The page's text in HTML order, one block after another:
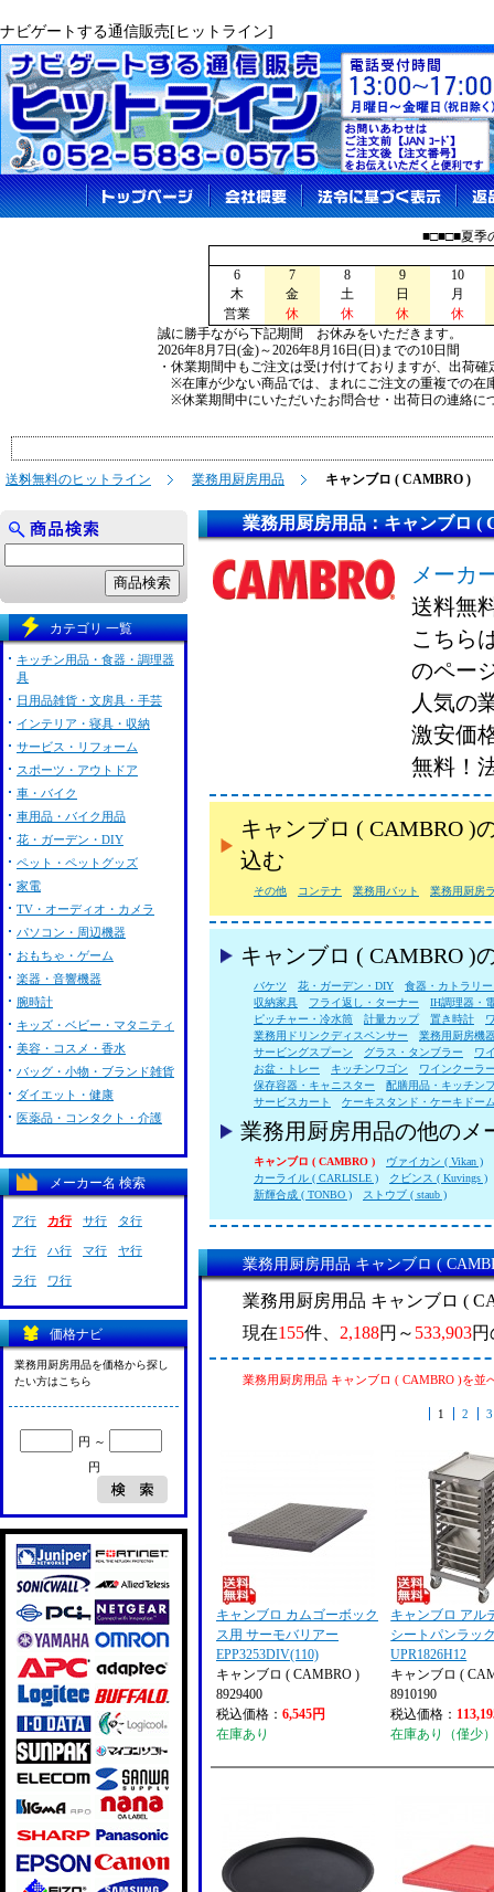
ナビゲートする通信販売[ヒットライン]
■□■□■夏季
6 7 8 9
10
木
金 土 日
月
営業
休 休 休
休
誠に勝手ながら下記期間 お休みをいただきます。
2026年8月7日(金)～2026年8月16日(日)までの10日間
・休業期間中もご注文は受け付けておりますが、出荷
※在庫が少ない商品では、まれにご注文の重複での在
※休業期間中にいただいたお問合せ・出荷日の連絡に
送料無料のヒットライン 業務用厨房用品 キャンブロ ( CAMBRO )
業務用厨房用品：キャンブロ (
メーカ
送料無
こちら
のペー
人気の
激安価
無料！
キャンブロ ( CAMBRO )
込む
その他 コンテナ 業務用バット 業務用厨房
キャンブロ ( CAMBRO )
バケツ 花・ガーデン・DIY
食器・カトラリ
収納家具
フライ返し・ターナー
IH調理器・
ピッチャー・冷水筒
計量カップ 置き時計
業務用ドリンクディスペンサー
業務用厨房機
サービングスプーン
グラス・タンブラー
ワ
お盆・トレー
キッチンワゴン
ワインクーラ
保存容器・キャニスター
配膳用品・キッチン
サービスカート
ケーキスタンド・ケーキドー
業務用厨房用品の他のメ
キャンブロ ( CAMBRO )
ヴァイカン ( Vikan )
カーライル ( CARLISLE )
クビンス ( Kuvings )
新輝合成 ( TONBO )
ストウブ ( staub )
業務用厨房用品 キャンブロ (
業務用厨房用品 キャンブロ (
現在155件、 2,188円～ 533,903
業務用厨房用品 キャンブロ ( CAMBRO )を並
1 2 3
キャンブロ カムゴーボック
ス用 サーモバリアー
EPP3253DIV(110)
キャンブロ ( CAMBRO )
8929400
税込価格： 6,545円
在庫あり
キャンブロ アル
シートパンラッ
UPR1826H12
キャンブロ (
8910190
税込価格：
在庫あり（僅少
カテゴリ 一覧
キッチン用品・食器・調理器
具
日用品雑貨・文房具・手芸
インテリア・寝具・収納
サービス・リフォーム
スポーツ・アウトドア
車・バイク
車用品・バイク用品
花・ガーデン・DIY
ペット・ペットグッズ
家電
TV・オーディオ・カメラ
パソコン・周辺機器
おもちゃ・ゲーム
楽器・音響機器
腕時計
キッズ・ベビー・マタニティ
美容・コスメ・香水
バッグ・小物・ブランド雑貨
ダイエット・健康
医薬品・コンタクト・介護
メーカー名 検索
ア行 カ行 サ行 タ行
ナ行 ハ行 マ行 ヤ行
ラ行 ワ行
価格ナビ
業務用厨房用品を価格から探し
たい方はこちら
円 ～
円